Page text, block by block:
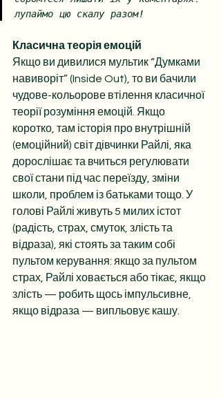
лупаймо цю скалу разом!
Класична теорія емоцій
Якщо ви дивилися мультик “Думками
навиворіт” (Inside Out), то ви бачили
чудове-кольорове втілення класичної
теорії розуміння емоцій. Якщо
коротко, там історія про внутрішній
(емоційний) світ дівчинки Райлі, яка
дорослішає та вчиться регулювати
свої стани під час переїзду, зміни
школи, проблем із батьками тощо. У
голові Райлі живуть 5 милих істот
(радість, страх, смуток, злість та
відраза), які стоять за таким собі
пультом керування: якщо за пультом
страх, Райлі ховається або тікає, якщо
злість — робить щось імпульсивне,
якщо відраза — випльовує кашу.